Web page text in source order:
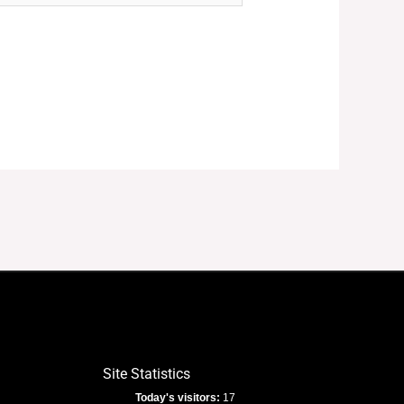
Site Statistics
Today's visitors: 17